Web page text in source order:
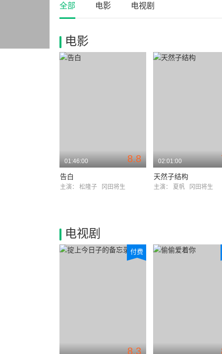
全部 电影 电视剧
电影
8.8
01:46:00
告白
主演： 松隆子 冈田将生
02:01:00
天然子结构
主演： 夏帆 冈田将生
电视剧
8.3
付费